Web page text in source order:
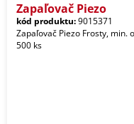
Zapaľovač Piezo
kód produktu:9015371
Zapaľovač Piezo Frosty, min.
500 ks